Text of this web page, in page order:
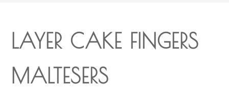
LAYER CAKE FINGERS
MALTESERS